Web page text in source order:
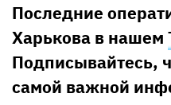
Последние
Харькова в нашем
Подписывайтесь,
самой важной